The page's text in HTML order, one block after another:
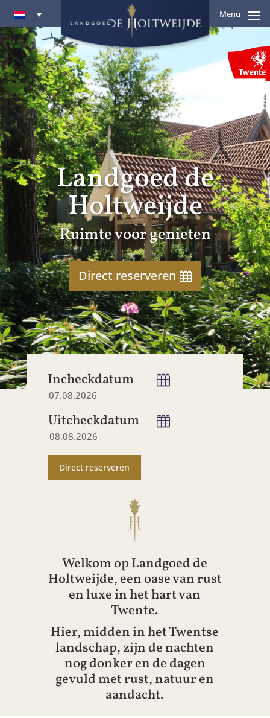
Menu
Landgoed de
Holtweijde
Ruimte voor genieten
Direct reserveren
Incheckdatum
Uitcheckdatum
Direct reserveren
Welkom op Landgoed de
Holtweijde, een oase van rust
en luxe in het hart van
Twente.
Hier, midden in het Twentse
landschap, zijn de nachten
nog donker en de dagen
gevuld met rust, natuur en
aandacht.